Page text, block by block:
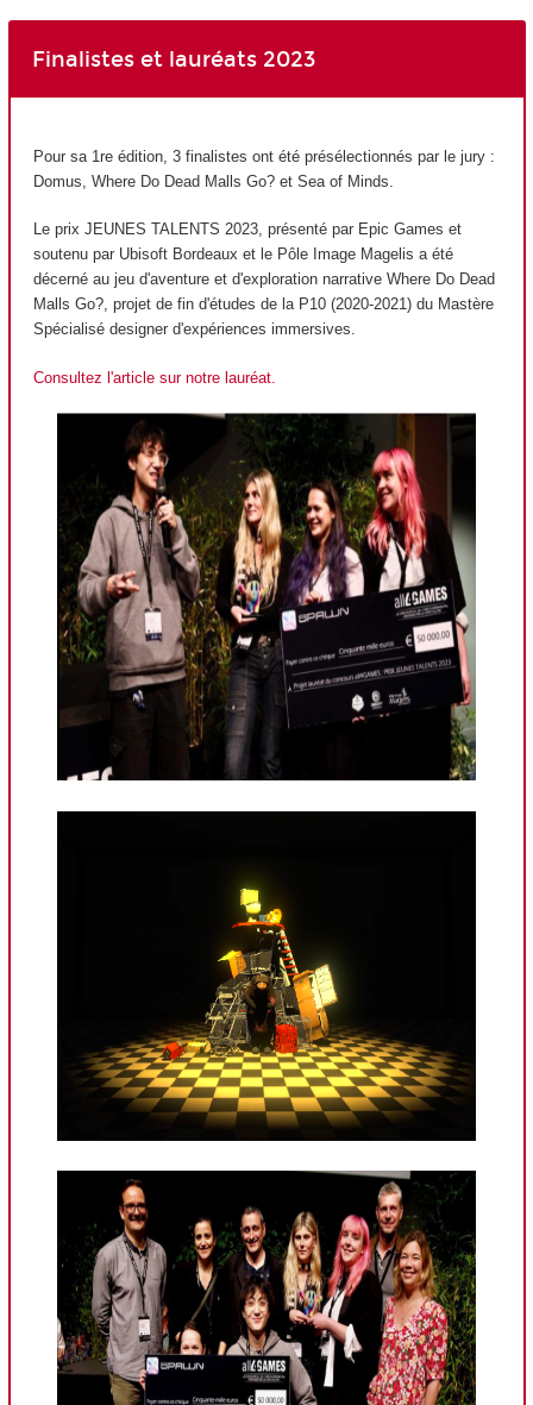
Finalistes et lauréats 2023
Pour sa 1re édition, 3 finalistes ont été présélectionnés par le jury :
Domus, Where Do Dead Malls Go? et Sea of Minds.
Le prix JEUNES TALENTS 2023, présenté par Epic Games et
soutenu par Ubisoft Bordeaux et le Pôle Image Magelis a été
décerné au jeu d'aventure et d'exploration narrative Where Do Dead
Malls Go?, projet de fin d'études de la P10 (2020-2021) du Mastère
Spécialisé designer d'expériences immersives.
Consultez l'article sur notre lauréat.